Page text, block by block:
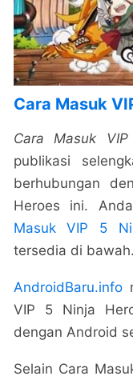
Cara Masuk
Cara Masuk
publikasi
berhubungan
Heroes ini.
Masuk VIP 5
tersedia di bawah.
AndroidBaru.info
VIP 5 Ninja
dengan Android
Selain Cara